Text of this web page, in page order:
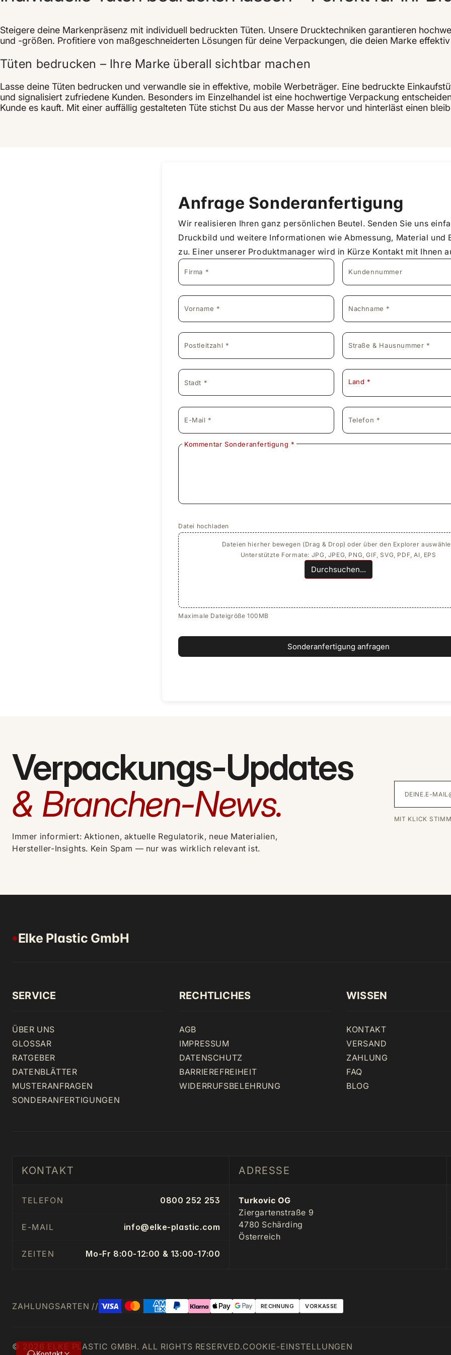
Steigere deine Markenpräsenz mit individuell bedruckten Tüten. Unsere Drucktechniken garantieren
und -größen. Profitiere von maßgeschneiderten Lösungen für deine Verpackungen, die deien Marke
Tüten bedrucken – Ihre Marke überall sichtbar machen
Lasse deine Tüten bedrucken und verwandle sie in effektive, mobile Werbeträger. Eine bedruckte
und signalisiert zufriedene Kunden. Besonders im Einzelhandel ist eine hochwertige Verpackung
Kunde es kauft. Mit einer auffällig gestalteten Tüte stichst Du aus der Masse hervor und hinterläst einen
Anfrage Sonderanfertigung
Wir realisieren Ihren ganz persönlichen Beutel. Senden Sie uns
Druckbild und weitere Informationen wie Abmessung, Material und
zu. Einer unserer Produktmanager wird in Kürze Kontakt mit Ihnen
Firma * Kundennummer
Vorname * Nachname *
Postleitzahl * Straße & Hausnummer *
Stadt * Land *
E-Mail * Telefon *
Kommentar Sonderanfertigung *
Datei hochladen
Dateien hierher bewegen (Drag & Drop) oder über den Explorer
Unterstützte Formate: JPG, JPEG, PNG, GIF, SVG, PDF, AI, EPS
Durchsuchen...
Maximale Dateigröße 100MB
Sonderanfertigung anfragen
Verpackungs-Updates
& Branchen-News.
Immer informiert: Aktionen, aktuelle Regulatorik, neue Materialien,
Hersteller-Insights. Kein Spam — nur was wirklich relevant ist.
MIT KLICK
● Elke Plastic GmbH
SERVICE
ÜBER UNS
GLOSSAR
RATGEBER
DATENBLÄTTER
MUSTERANFRAGEN
SONDERANFERTIGUNGEN
RECHTLICHES
AGB
IMPRESSUM
DATENSCHUTZ
BARRIEREFREIHEIT
WIDERRUFSBELEHRUNG
WISSEN
KONTAKT
VERSAND
ZAHLUNG
FAQ
BLOG
KONTAKT
TELEFON 0800 252 253
E-MAIL info@elke-plastic.com
ZEITEN Mo-Fr 8:00-12:00 & 13:00-17:00
ADRESSE
Turkovic OG
Ziergartenstraße 9
4780 Schärding
Österreich
ZAHLUNGSARTEN // RECHNUNG VORKASSE
© 2026 ELKE PLASTIC GMBH. ALL RIGHTS RESERVED.COOKIE-EINSTELLUNGEN